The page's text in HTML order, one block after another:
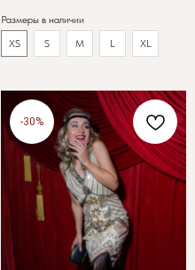
Размеры в наличии
XS
S M L XL
-30%